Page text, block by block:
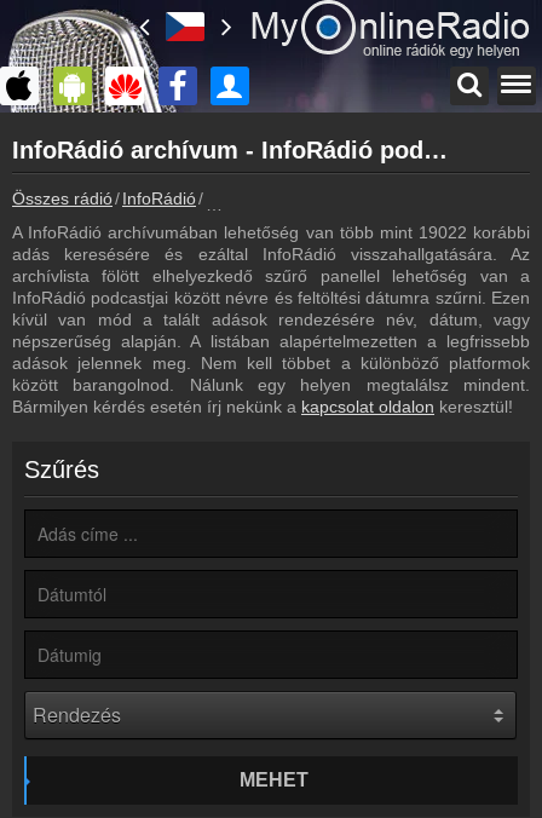
myonlineradio.hu
InfoRádió
Vissza az InfoRádió oldalára
Bejelentkezés
Hozz létre saját fiókot!
Műsorújság
InfoRádió műsorai
Hírek
InfoRádió kapcsolatos hírek
Írj nekünk!
Partnerek
Rádiós partnerek
Rádió beágyazás
Ágyazd be weboldaladba
Online rádió készítés
Készítés lépésről lépésre
InfoRádió archívum - InfoRádió podcasts - InfoRádió visszahallgatás
Összes rádió InfoRádió
A InfoRádió archívumában lehetőség van több mint 19022 korábbi
adás keresésére és ezáltal InfoRádió visszahallgatására. Az
archívlista fölött elhelyezkedő szűrő panellel lehetőség van a
InfoRádió podcastjai között névre és feltöltési dátumra szűrni. Ezen
kívül van mód a talált adások rendezésére név, dátum, vagy
népszerűség alapján. A listában alapértelmezetten a legfrissebb
adások jelennek meg. Nem kell többet a különböző platformok
között barangolnod. Nálunk egy helyen megtalálsz mindent.
Bármilyen kérdés esetén írj nekünk a kapcsolat oldalon keresztül!
Szűrés
MEHET